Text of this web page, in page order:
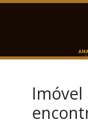
Imóvel